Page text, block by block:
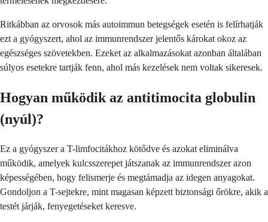
Ritkábban az orvosok más autoimmun betegségek esetén is felírhatják
ezt a gyógyszert, ahol az immunrendszer jelentős károkat okoz az
egészséges szövetekben. Ezeket az alkalmazásokat azonban általában
súlyos esetekre tartják fenn, ahol más kezelések nem voltak sikeresek.
Hogyan működik az antitimocita globulin
(nyúl)?
Ez a gyógyszer a T-limfocitákhoz kötődve és azokat eliminálva
működik, amelyek kulcsszerepet játszanak az immunrendszer azon
képességében, hogy felismerje és megtámadja az idegen anyagokat.
Gondoljon a T-sejtekre, mint magasan képzett biztonsági őrökre, akik a
testét járják, fenyegetéseket keresve.